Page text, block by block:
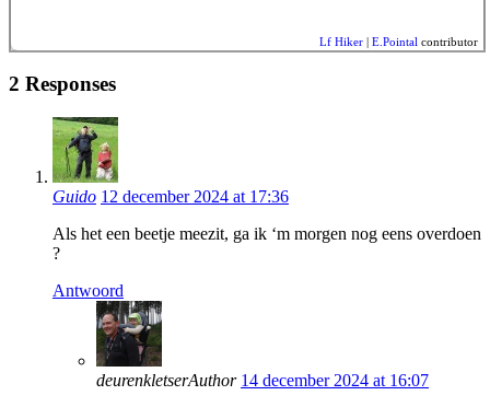
Lf Hiker | E.Pointal contributor
2 Responses
Guido 12 december 2024 at 17:36
Als het een beetje meezit, ga ik ‘m morgen nog eens overdoen
?
Antwoord
deurenkletserAuthor 14 december 2024 at 16:07